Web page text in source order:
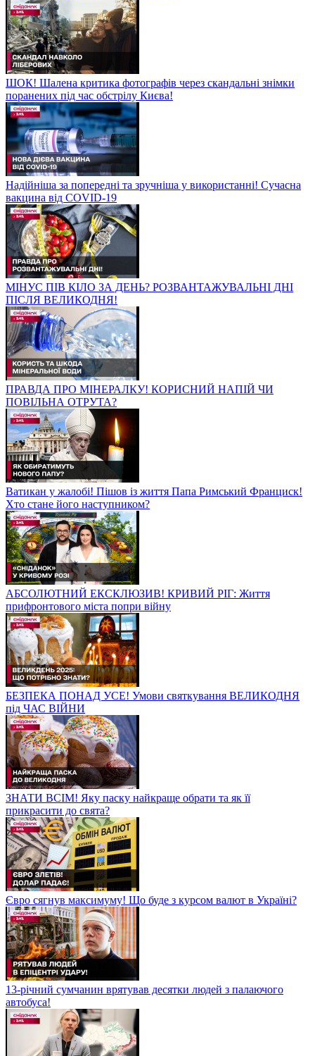
ШОК! Шалена критика фотографів через скандальні знімки
поранених під час обстрілу Києва!
Надійніша за попередні та зручніша у використанні! Сучасна
вакцина від COVID-19
МІНУС ПІВ КІЛО ЗА ДЕНЬ? РОЗВАНТАЖУВАЛЬНІ ДНІ
ПІСЛЯ ВЕЛИКОДНЯ!
ПРАВДА ПРО МІНЕРАЛКУ! КОРИСНИЙ НАПІЙ ЧИ
ПОВІЛЬНА ОТРУТА?
Ватикан у жалобі! Пішов із життя Папа Римський Франциск!
Хто стане його наступником?
АБСОЛЮТНИЙ ЕКСКЛЮЗИВ! КРИВИЙ РІГ: Життя
прифронтового міста попри війну
БЕЗПЕКА ПОНАД УСЕ! Умови святкування ВЕЛИКОДНЯ
під ЧАС ВІЙНИ
ЗНАТИ ВСІМ! Яку паску найкраще обрати та як її
прикрасити до свята?
Євро сягнув максимуму! Що буде з курсом валют в Україні?
13-річний сумчанин врятував десятки людей з палаючого
автобуса!